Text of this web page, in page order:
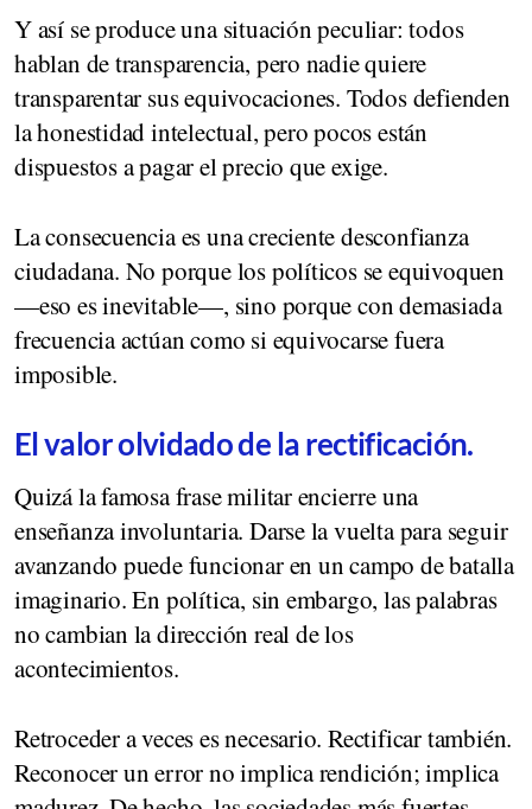
Y así se produce una situación peculiar: todos
hablan de transparencia, pero nadie quiere
transparentar sus equivocaciones. Todos defienden
la honestidad intelectual, pero pocos están
dispuestos a pagar el precio que exige.
La consecuencia es una creciente desconfianza
ciudadana. No porque los políticos se equivoquen
—eso es inevitable—, sino porque con demasiada
frecuencia actúan como si equivocarse fuera
imposible.
El valor olvidado de la rectificación.
Quizá la famosa frase militar encierre una
enseñanza involuntaria. Darse la vuelta para seguir
avanzando puede funcionar en un campo de batalla
imaginario. En política, sin embargo, las palabras
no cambian la dirección real de los
acontecimientos.
Retroceder a veces es necesario. Rectificar también.
Reconocer un error no implica rendición; implica